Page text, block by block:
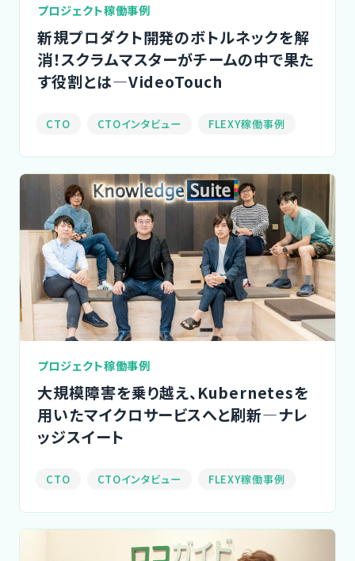
イベント/マガジン
法人の方
CTOイベント
CTO Event
CTOインタビュー
CTO Interview
開発手法と体制
フリーランス副業ノウハウ
プロジェクト稼働事例
新規プロダクト開発のボトルネックを解
消！スクラムマスターがチームの中で果た
す役割とは―VideoTouch
CTO CTOインタビュー FLEXY稼働事例
プロジェクト稼働事例
大規模障害を乗り越え、Kubernetesを
用いたマイクロサービスへと刷新―ナレ
ッジスイート
CTO CTOインタビュー FLEXY稼働事例